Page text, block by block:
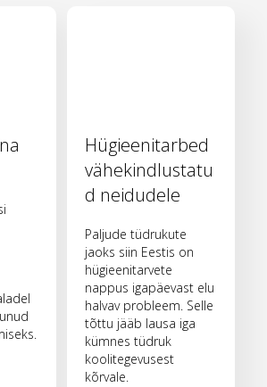
Hügieenitarbed
vähekindlustatu
d neidudele
Paljude tüdrukute
jaoks siin Eestis on
hügieenitarvete
nappus igapäevast elu
halvav probleem. Selle
tõttu jääb lausa iga
kümnes tüdruk
koolitegevusest
kõrvale.